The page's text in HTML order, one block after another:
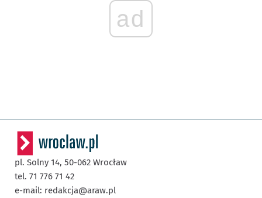
ad
pl. Solny 14, 50-062 Wrocław
tel. 71 776 71 42
e-mail: redakcja@araw.pl